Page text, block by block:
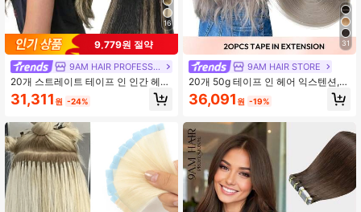
4.82 88K 팔로워
88K 팔로워
88K 팔로워
4.82 88K 팔로워
16
9,779원 절약
9AM HAIR PROFESSIONAL
20개 스트레이트 테이프 인 인간 헤어
익스텐션 100% 리얼 레미 인간 헤어 1
4-24인치 내추럴 고품질 50G/팩 살
인 헤어 익스텐션
31,311 원 -24%
31
9AM HAIR STORE
20개 50g 테이프 인 헤어 익스텐션,
살롱 실키 심리스 인비저블용 100%
인모 헤어 익스텐션, 인비저블 테이프
추럴 룩 탑 살롱 퀄리티, 개학 시즌, 홀
리데이 쇼핑 시즌, 재사용 가능, 가늘
거나 얇은 머리용, 볼륨 추가
36,091 원 -19%